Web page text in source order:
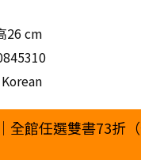
26 cm
全館任選雙書73折